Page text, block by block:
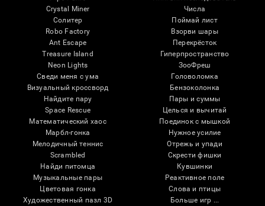
Crystal Miner
Солитер
Robo Factory
Ant Escape
Treasure Island
Neon Lights
Сведи меня с ума
Визуальный кроссворд
Найдите пару
Space Rescue
Математический хаос
Марбл-гонка
Мелодичный теннис
Scrambled
Найди питомца
Музыкальные пары
Цветовая гонка
Художественный пазл 3D
Числа
Поймай лист
Взорви шары
Перекрёсток
Гиперпространство
ЗооФреш
Головоломка
Бензоколонка
Пары и суммы
Целься и вычитай
Поединок с мышкой
Нужное усилие
Отрежь и упади
Скрести фишки
Кувшинки
Реактивное поле
Слова и птицы
Больше игр ...